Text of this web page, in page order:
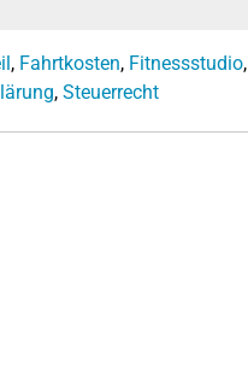
, Fahrtkosten, Fitnessstudio,
, Steuerrecht